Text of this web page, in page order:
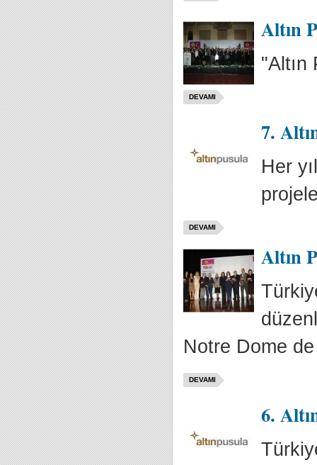
Altın
DEVAMI
7.
Her
DEVAMI
Altın
Notre Dome
DEVAMI
6.